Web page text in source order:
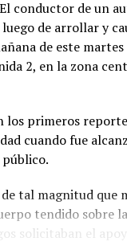
conductor de un
luego de arrollar y
de este
2, en la zona
los primeros
cuando fue
tal magnitud que
tendido sobre
solicitaban el